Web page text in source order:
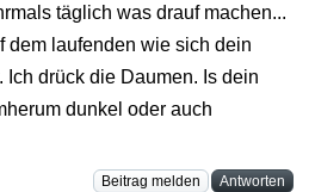
täglich was drauf machen...
dem laufenden wie sich dein
Ich drück die Daumen. Is dein
dunkel oder auch
Beitrag melden Antworten